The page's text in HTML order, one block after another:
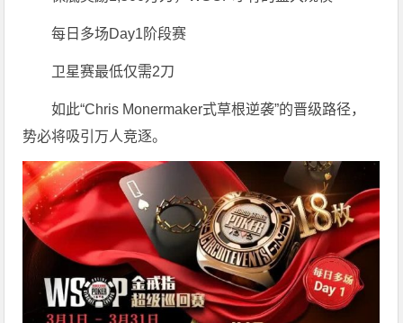
每日多场Day1阶段赛
卫星赛最低仅需2刀
如此“Chris Monermaker式草根逆袭”的晋级路径，
势必将吸引万人竞逐。